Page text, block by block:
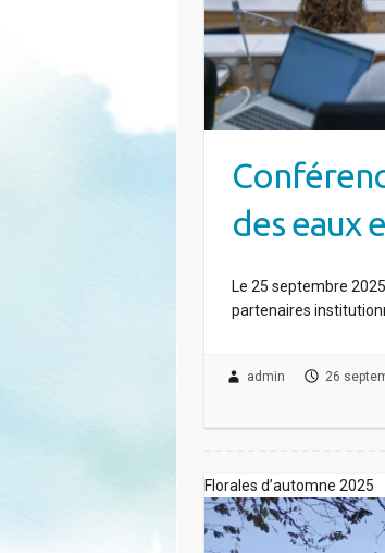
des eaux
Le 25 septembre
partenaires
admin 26
Florales d’automne 2025